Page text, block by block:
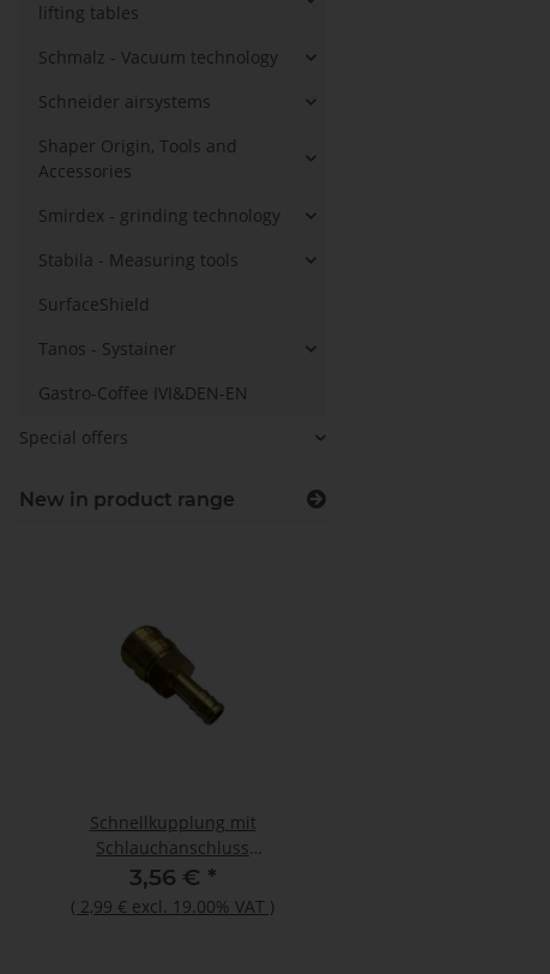
lifting tables
Schmalz - Vacuum technology
Schneider airsystems
Shaper Origin, Tools and
Accessories
Smirdex - grinding technology
Stabila - Measuring tools
SurfaceShield
Tanos - Systainer
Gastro-Coffee IVI&DEN-EN
Special offers
New in product range
Schnellkupplung mit
Schlauchanschluss
26KATF10MPX
3,56 € *
( 2,99 € excl. 19.00% VAT )